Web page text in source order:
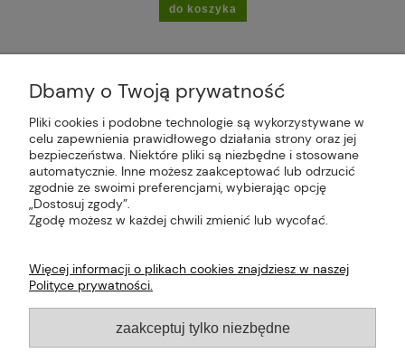
do koszyka
Plus Market Sp. z o.o. | Zakręcie 2K, 22-300
Krasnystaw, woj. lubelskie | sklep@plus-market.pl
| tel: 607 770 953 | NIP: 5170405164
O FIRMIE
Dbamy o Twoją prywatność
Pliki cookies i podobne technologie są wykorzystywane w
celu zapewnienia prawidłowego działania strony oraz jej
bezpieczeństwa. Niektóre pliki są niezbędne i stosowane
automatycznie. Inne możesz zaakceptować lub odrzucić
zgodnie ze swoimi preferencjami, wybierając opcję
„Dostosuj zgody”.
Zgodę możesz w każdej chwili zmienić lub wycofać.
Więcej informacji o plikach cookies znajdziesz w naszej
Polityce prywatności.
zaakceptuj tylko niezbędne